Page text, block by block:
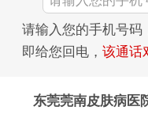
请输入您的手机号码
即给您回电， 该通话
东莞莞南皮肤病医